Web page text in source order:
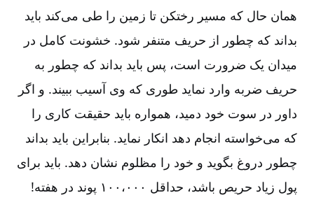
همان حال که مسیر رختکن تا زمین را طی می‌کند باید
بداند که چطور از حریف متنفر شود. خشونت کامل در
میدان یک ضرورت است، پس باید بداند که چطور به
حریف ضربه وارد نماید طوری که وی آسیب ببیند. و اگر
داور در سوت خود دمید، همواره باید حقیقت کاری را
که می‌خواسته انجام دهد انکار نماید. بنابراین باید بداند
چطور دروغ بگوید و خود را مظلوم نشان دهد. باید برای
پول زیاد حریص باشد، حداقل ۱۰۰،۰۰۰ پوند در هفته!